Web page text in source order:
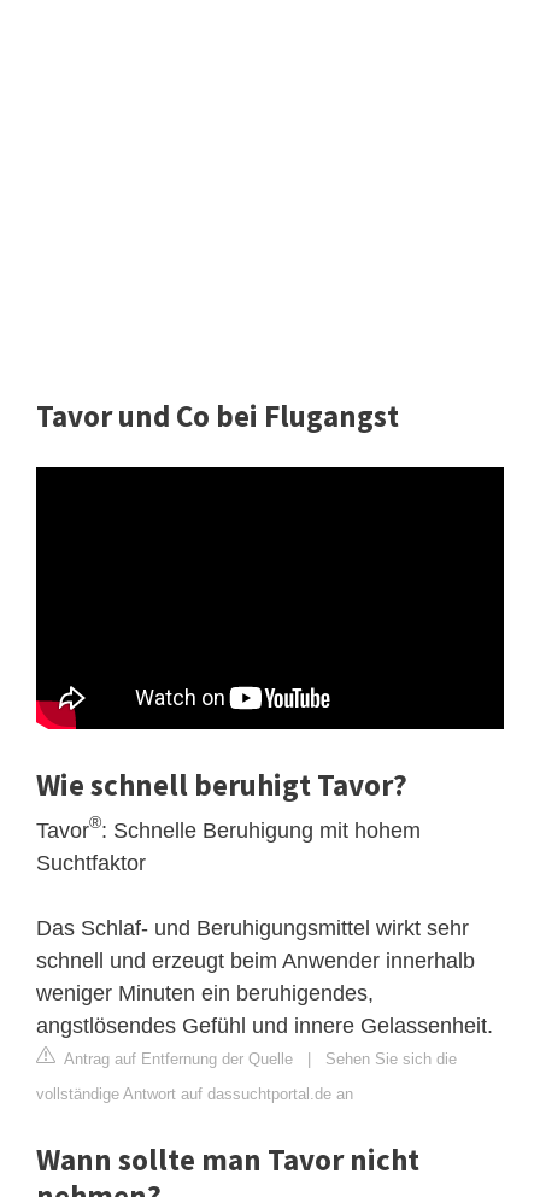
Tavor und Co bei Flugangst
Wie schnell beruhigt Tavor?
Tavor®: Schnelle Beruhigung mit hohem
Suchtfaktor
Das Schlaf- und Beruhigungsmittel wirkt sehr
schnell und erzeugt beim Anwender innerhalb
weniger Minuten ein beruhigendes,
angstlösendes Gefühl und innere Gelassenheit.
Antrag auf Entfernung der Quelle | Sehen Sie sich die
vollständige Antwort auf dassuchtportal.de an
Wann sollte man Tavor nicht